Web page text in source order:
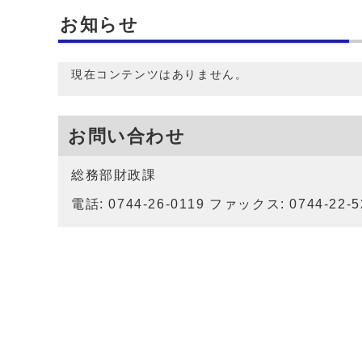
お知らせ
現在コンテンツはありません。
お問い合わせ
総務部財政課
電話: 0744-26-0119 ファックス: 0744-22-